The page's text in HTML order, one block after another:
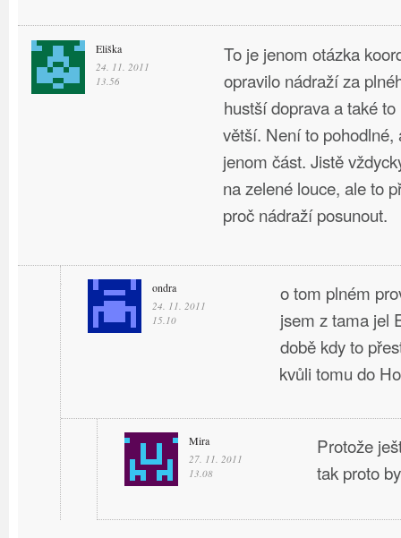
Eliška
24. 11. 2011
13.56
To je jenom otázka
opravilo nádraží za
hustší doprava a také
větší. Není to pohodlné,
jenom část. Jistě
na zelené louce, ale to
proč nádraží posunout.
ondra
24. 11. 2011
15.10
o tom plném
jsem z tama jel
době kdy to
kvůli tomu do
Mira
27. 11. 2011
13.08
Protože
tak proto